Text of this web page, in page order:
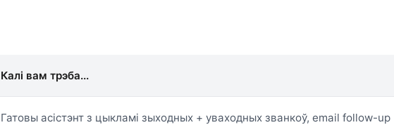
Калі вам трэба...
Гатовы асістэнт з цыкламі зыходных + уваходных званкоў, email follow-up